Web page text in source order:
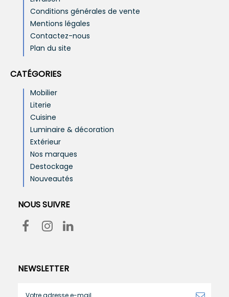
Conditions générales de vente
Mentions légales
Contactez-nous
Plan du site
CATÉGORIES
Mobilier
Literie
Cuisine
Luminaire & décoration
Extérieur
Nos marques
Destockage
Nouveautés
NOUS SUIVRE
NEWSLETTER